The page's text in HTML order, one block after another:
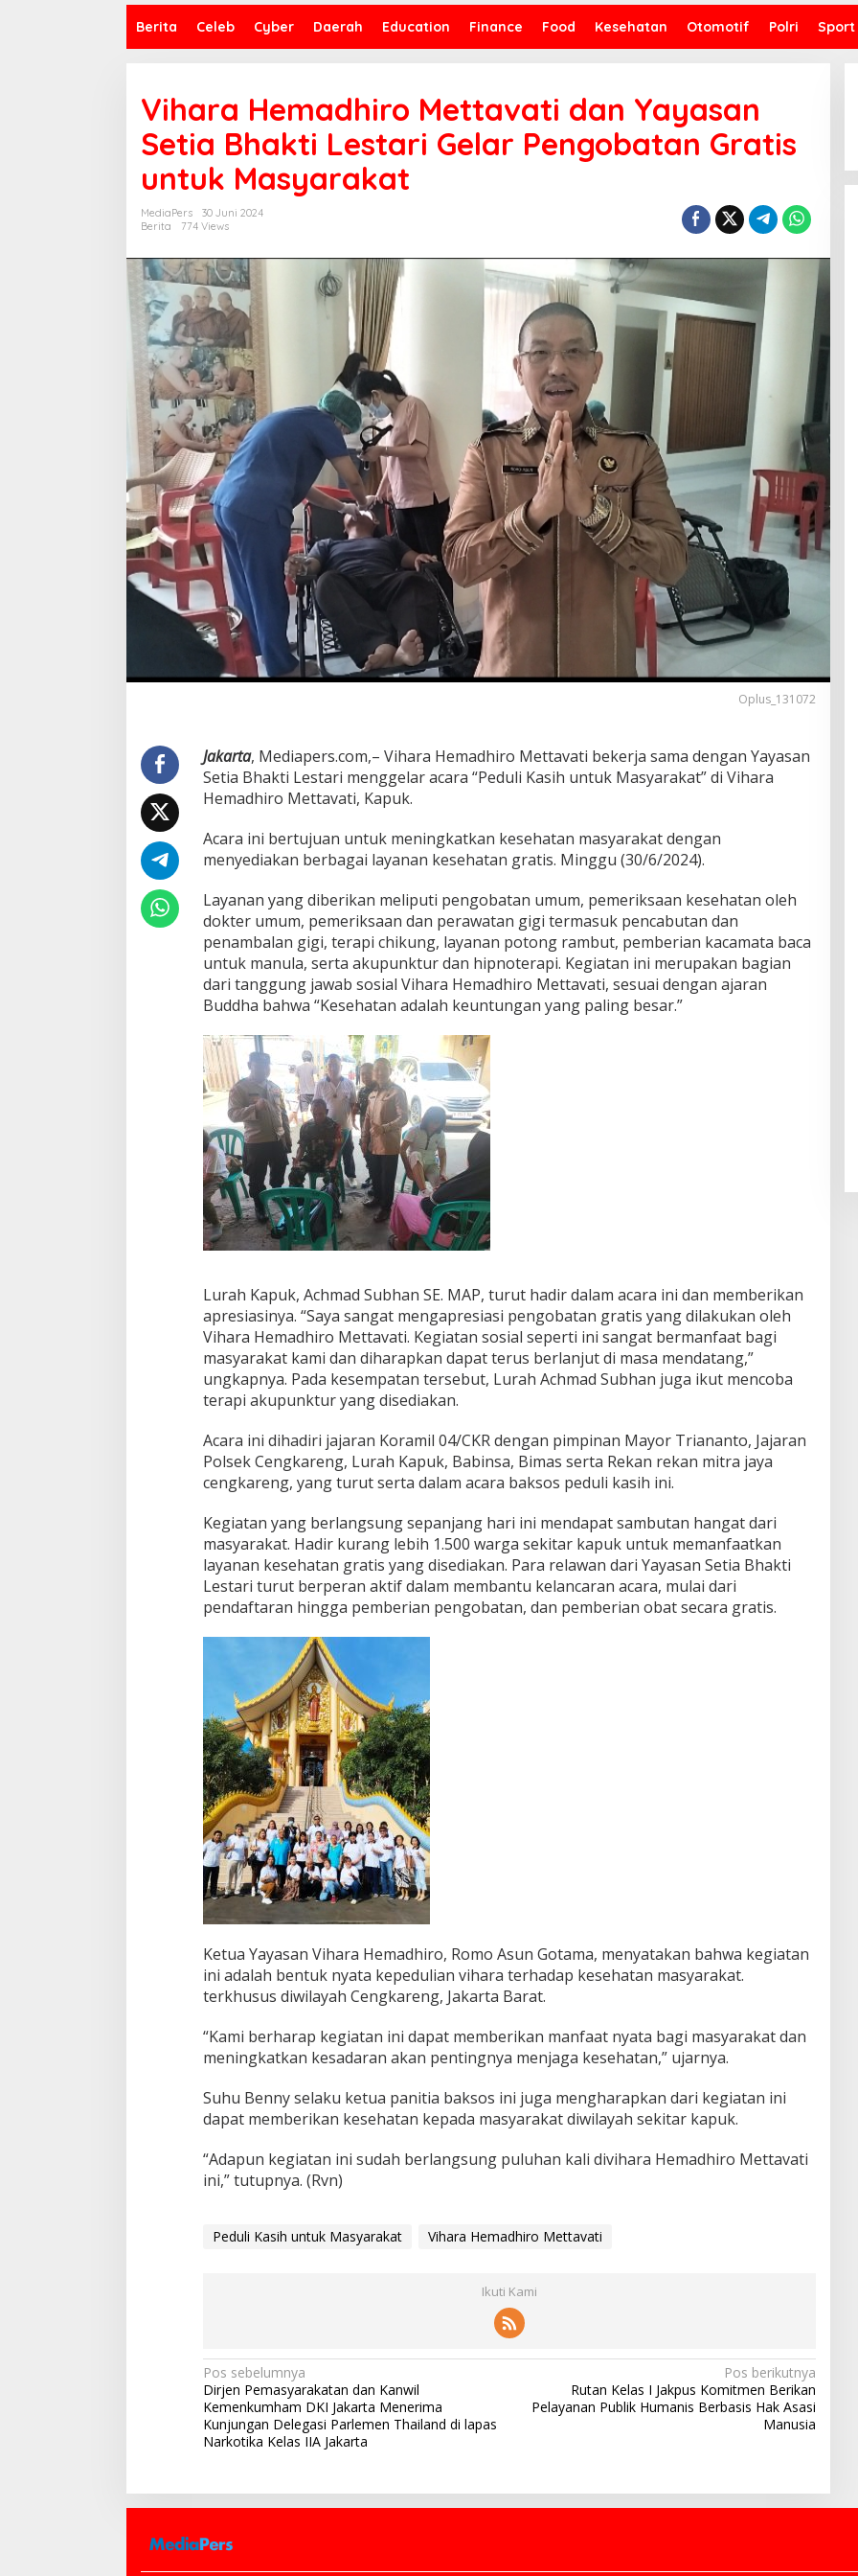
Berita Celeb Cyber Daerah Education Finance Food Kesehatan Otomotif Polri Sport
Vihara Hemadhiro Mettavati dan Yayasan
Setia Bhakti Lestari Gelar Pengobatan Gratis
untuk Masyarakat
MediaPers
30 Juni 2024
Berita
774 Views
Oplus_131072
Jakarta, Mediapers.com,– Vihara Hemadhiro Mettavati bekerja sama dengan Yayasan
Setia Bhakti Lestari menggelar acara “Peduli Kasih untuk Masyarakat” di Vihara
Hemadhiro Mettavati, Kapuk.
Acara ini bertujuan untuk meningkatkan kesehatan masyarakat dengan
menyediakan berbagai layanan kesehatan gratis. Minggu (30/6/2024).
Layanan yang diberikan meliputi pengobatan umum, pemeriksaan kesehatan oleh
dokter umum, pemeriksaan dan perawatan gigi termasuk pencabutan dan
penambalan gigi, terapi chikung, layanan potong rambut, pemberian kacamata baca
untuk manula, serta akupunktur dan hipnoterapi. Kegiatan ini merupakan bagian
dari tanggung jawab sosial Vihara Hemadhiro Mettavati, sesuai dengan ajaran
Buddha bahwa “Kesehatan adalah keuntungan yang paling besar.”
Lurah Kapuk, Achmad Subhan SE. MAP, turut hadir dalam acara ini dan memberikan
apresiasinya. “Saya sangat mengapresiasi pengobatan gratis yang dilakukan oleh
Vihara Hemadhiro Mettavati. Kegiatan sosial seperti ini sangat bermanfaat bagi
masyarakat kami dan diharapkan dapat terus berlanjut di masa mendatang,”
ungkapnya. Pada kesempatan tersebut, Lurah Achmad Subhan juga ikut mencoba
terapi akupunktur yang disediakan.
Acara ini dihadiri jajaran Koramil 04/CKR dengan pimpinan Mayor Triananto, Jajaran
Polsek Cengkareng, Lurah Kapuk, Babinsa, Bimas serta Rekan rekan mitra jaya
cengkareng, yang turut serta dalam acara baksos peduli kasih ini.
Kegiatan yang berlangsung sepanjang hari ini mendapat sambutan hangat dari
masyarakat. Hadir kurang lebih 1.500 warga sekitar kapuk untuk memanfaatkan
layanan kesehatan gratis yang disediakan. Para relawan dari Yayasan Setia Bhakti
Lestari turut berperan aktif dalam membantu kelancaran acara, mulai dari
pendaftaran hingga pemberian pengobatan, dan pemberian obat secara gratis.
Ketua Yayasan Vihara Hemadhiro, Romo Asun Gotama, menyatakan bahwa kegiatan
ini adalah bentuk nyata kepedulian vihara terhadap kesehatan masyarakat.
terkhusus diwilayah Cengkareng, Jakarta Barat.
“Kami berharap kegiatan ini dapat memberikan manfaat nyata bagi masyarakat dan
meningkatkan kesadaran akan pentingnya menjaga kesehatan,” ujarnya.
Suhu Benny selaku ketua panitia baksos ini juga mengharapkan dari kegiatan ini
dapat memberikan kesehatan kepada masyarakat diwilayah sekitar kapuk.
“Adapun kegiatan ini sudah berlangsung puluhan kali divihara Hemadhiro Mettavati
ini,” tutupnya. (Rvn)
Peduli Kasih untuk Masyarakat Vihara Hemadhiro Mettavati
Ikuti Kami
N
a
v
a
s
i
Pos sebelumnya
Dirjen Pemasyarakatan dan Kanwil
Kemenkumham DKI Jakarta Menerima
Kunjungan Delegasi Parlemen Thailand di lapas
Narkotika Kelas IIA Jakarta
Pos berikutnya
Rutan Kelas I Jakpus Komitmen Berikan
Pelayanan Publik Humanis Berbasis Hak Asasi
Manusia